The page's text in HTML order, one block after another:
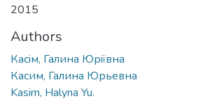
2015
Authors
Касiм, Галина Юрiївна
Касим, Галина Юрьевна
Kasim, Halyna Yu.